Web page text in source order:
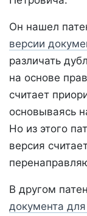
Он нашел
версии
различать
на основе
считает
основываясь
Но из этого
версия
В другом
документа